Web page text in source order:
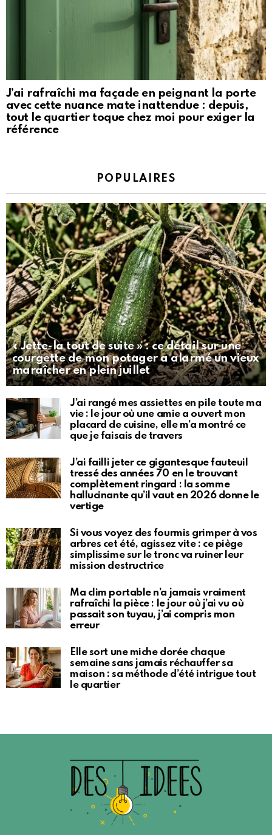
J’ai rafraîchi ma façade en peignant la porte
avec cette nuance mate inattendue : depuis,
tout le quartier toque chez moi pour exiger la
référence
POPULAIRES
« Jette-la tout de suite » : ce détail sur une
courgette de mon potager a alarmé un vieux
maraîcher en plein juillet
J’ai rangé mes assiettes en pile toute ma
vie : le jour où une amie a ouvert mon
placard de cuisine, elle m’a montré ce
que je faisais de travers
J’ai failli jeter ce gigantesque fauteuil
tressé des années 70 en le trouvant
complètement ringard : la somme
hallucinante qu’il vaut en 2026 donne le
vertige
Si vous voyez des fourmis grimper à vos
arbres cet été, agissez vite : ce piège
simplissime sur le tronc va ruiner leur
mission destructrice
Ma clim portable n’a jamais vraiment
rafraîchi la pièce : le jour où j’ai vu où
passait son tuyau, j’ai compris mon
erreur
Elle sort une miche dorée chaque
semaine sans jamais réchauffer sa
maison : sa méthode d’été intrigue tout
le quartier